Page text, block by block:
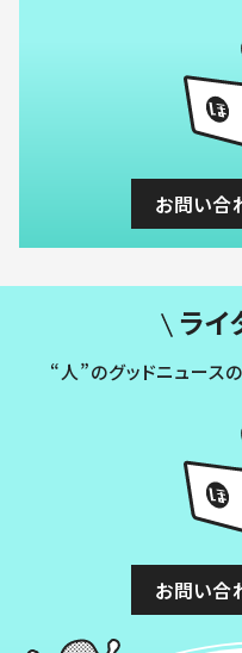
お問い合
ライ
“人”のグッドニュース
お問い合